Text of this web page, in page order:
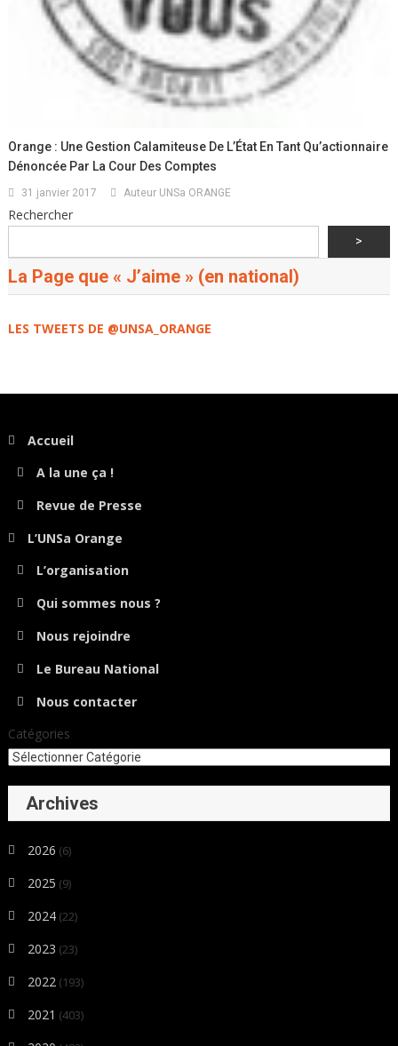
Orange : Une Gestion Calamiteuse De L’État En Tant Qu’actionnaire
Dénoncée Par La Cour Des Comptes
31 janvier 2017 Auteur UNSa ORANGE
Rechercher
>
La Page que « J’aime » (en national)
LES TWEETS DE @UNSA_ORANGE
Accueil
A la une ça !
Revue de Presse
L’UNSa Orange
L’organisation
Qui sommes nous ?
Nous rejoindre
Le Bureau National
Nous contacter
Catégories
Archives
2026 (6)
2025 (9)
2024 (22)
2023 (23)
2022 (193)
2021 (403)